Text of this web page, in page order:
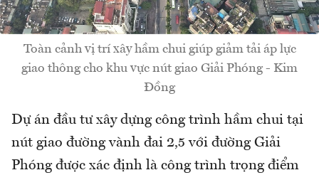
Toàn cảnh vị trí xây hầm chui giúp giảm tải áp lực
giao thông cho khu vực nút giao Giải Phóng - Kim
Đồng
Dự án đầu tư xây dựng công trình hầm chui tại
nút giao đường vành đai 2,5 với đường Giải
Phóng được xác định là công trình trọng điểm